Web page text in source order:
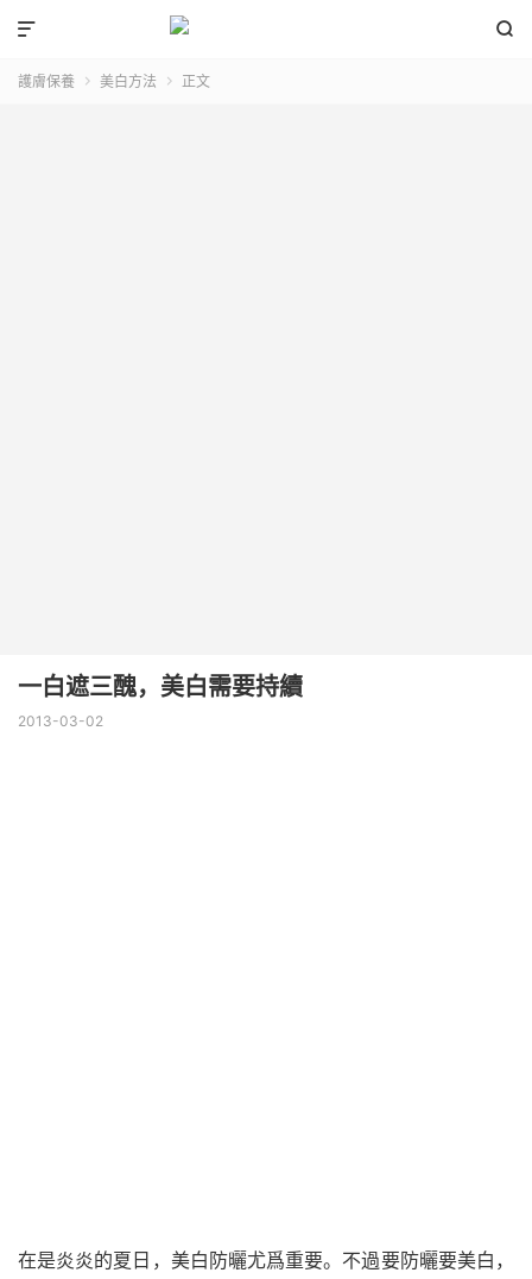


護膚保養  美白方法  正文
一白遮三醜，美白需要持續
2013-03-02
在是炎炎的夏日，美白防曬尤爲重要。不過要防曬要美白，